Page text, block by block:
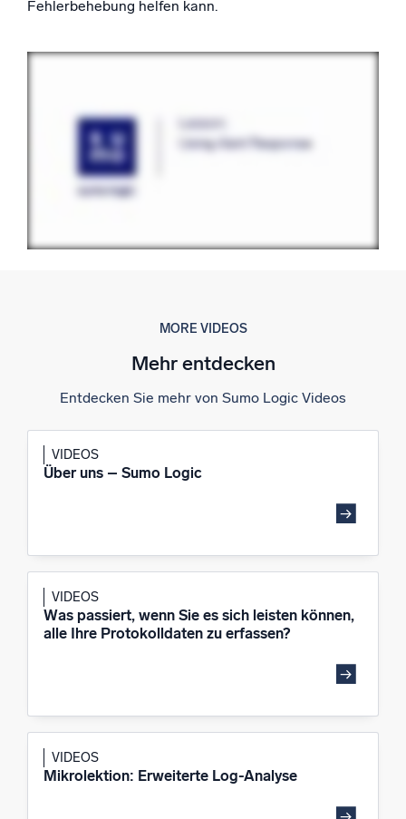
Unterstützt durch KI/ML
SIEM
Bedrohungen schneller erkennen und intelligenter
reagieren
Protokolle für Sicherheit
Leistungsstarke Integrationen
Fehlerbehebung helfen kann.
MORE VIDEOS
Mehr entdecken
Entdecken Sie mehr von Sumo Logic Videos
VIDEOS
Über uns – Sumo Logic
VIDEOS
Was passiert, wenn Sie es sich leisten können,
alle Ihre Protokolldaten zu erfassen?
VIDEOS
Mikrolektion: Erweiterte Log-Analyse